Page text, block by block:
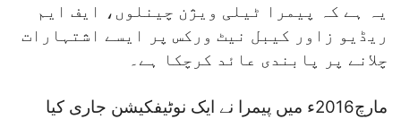
یہ ہے کہ پیمرا ٹیلی ویژن چینلوں، ایف ایم
ریڈیو زاور کیبل نیٹ ورکس پر ایسے اشتہارات
چلانے پر پابندی عائد کرچکا ہے۔
مارچ2016ء میں پیمرا نے ایک نوٹیفکیشن جاری کیا